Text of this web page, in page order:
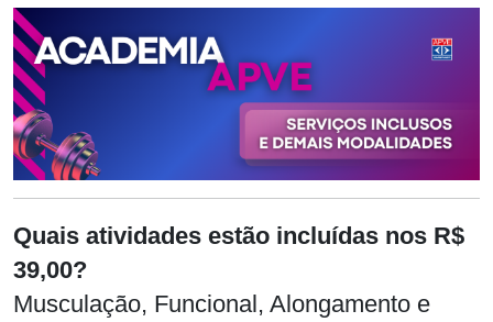
Quais atividades estão incluídas nos R$
39,00?
Musculação, Funcional, Alongamento e